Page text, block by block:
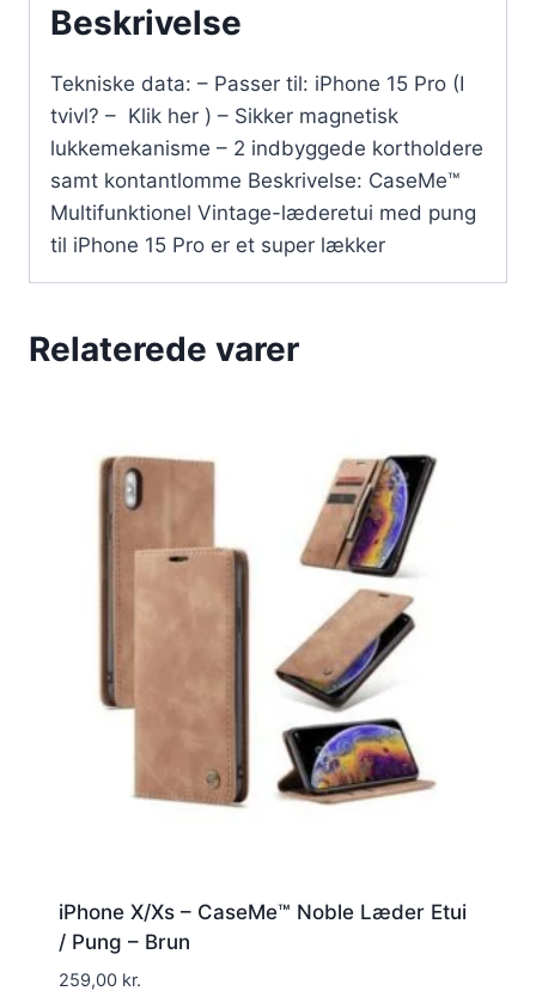
Beskrivelse
Tekniske data: – Passer til: iPhone 15 Pro (I
tvivl? – Klik her ) – Sikker magnetisk
lukkemekanisme – 2 indbyggede kortholdere
samt kontantlomme Beskrivelse: CaseMe™
Multifunktionel Vintage-læderetui med pung
til iPhone 15 Pro er et super lækker
Relaterede varer
iPhone X/Xs – CaseMe™ Noble Læder Etui
/ Pung – Brun
259,00 kr.